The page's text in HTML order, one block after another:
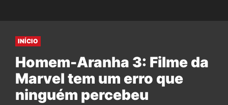
INÍCIO
Homem-Aranha 3: Filme da
Marvel tem um erro que
ninguém percebeu